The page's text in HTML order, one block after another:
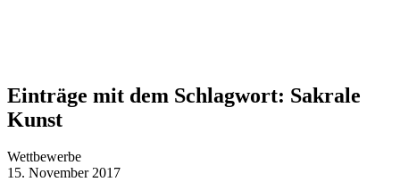
Einträge mit dem Schlagwort: Sakrale
Kunst
Wettbewerbe
15. November 2017